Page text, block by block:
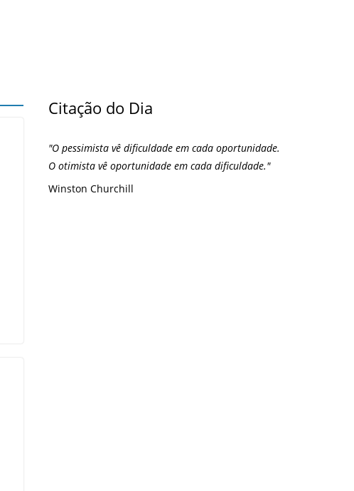
Citação do Dia
"O pessimista vê dificuldade em cada oportunidade.
O otimista vê oportunidade em cada dificuldade."
Winston Churchill